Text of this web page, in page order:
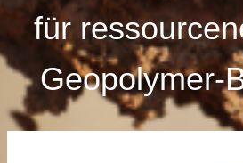
für
Geopolymer-